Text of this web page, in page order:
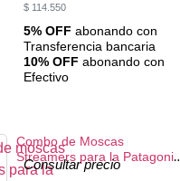
$114.550
5% OFF abonando con
Transferencia bancaria
10% OFF abonando con
Efectivo
Combo de Moscas
Streamers para la Patagonia
30 unidades + Caja
Consultar precio